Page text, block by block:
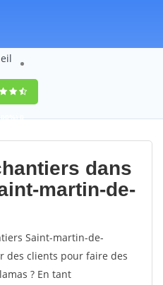
0
dans
martin-de-
Saint-martin-de-
des clients pour faire des
? En tant